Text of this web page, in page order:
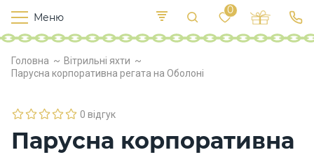
Головна
Вітрильні яхти
Парусна корпоративна регата на Оболоні
0 відгук
Парусна корпоративна
Меню
0
Т
е
п
х
д
К
иї
У
к